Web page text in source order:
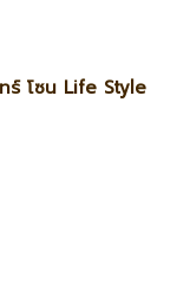
ร์ โซน Life Style